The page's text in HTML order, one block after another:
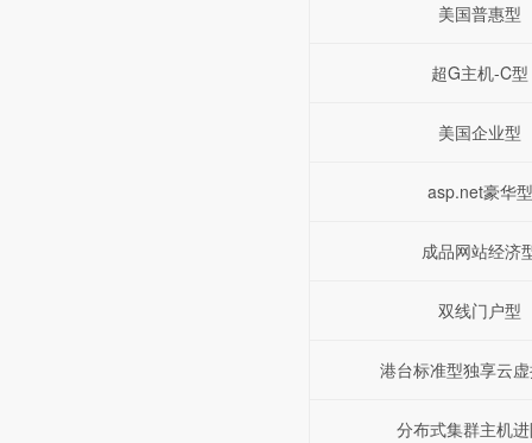
美国普惠型
超G主机-C型
美国企业型
asp.net豪华型
成品网站经济
双线门户型
港台标准型独享云
分布式集群主机